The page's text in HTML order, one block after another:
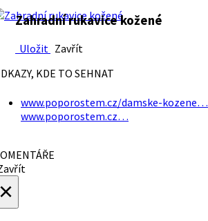
Zahradní rukavice kožené
Uložit Zavřít
KDE TO SEHNAT
www.poporostem.cz/damske-kozene…
www.poporostem.cz…